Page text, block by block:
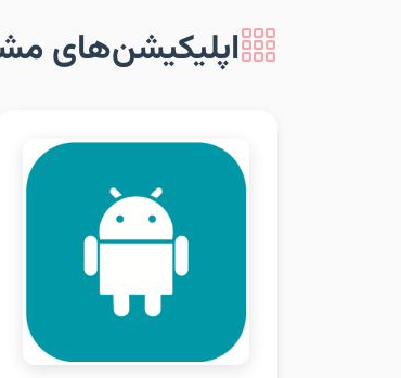
اپلیکیشن‌های